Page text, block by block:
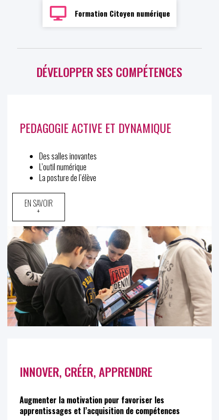
Formation Citoyen numérique
DÉVELOPPER SES COMPÉTENCES
PEDAGOGIE ACTIVE ET DYNAMIQUE
Des salles inovantes
L’outil numérique
La posture de l’élève
EN SAVOIR
+
INNOVER, CRÉER, APPRENDRE
Augmenter la motivation pour favoriser les
apprentissages et l’acquisition de compétences